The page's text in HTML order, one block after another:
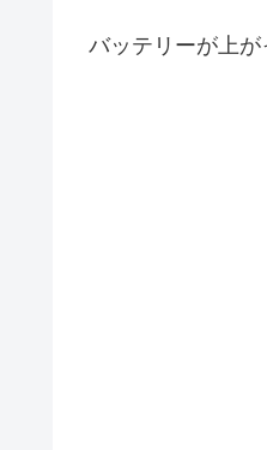
バッテリーが上が